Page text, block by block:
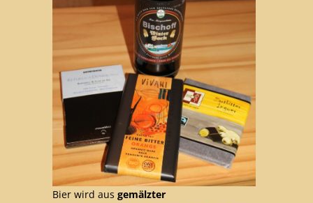
Bier wird ausgemälzter